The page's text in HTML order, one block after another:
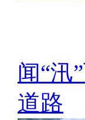
闻“汛
道路